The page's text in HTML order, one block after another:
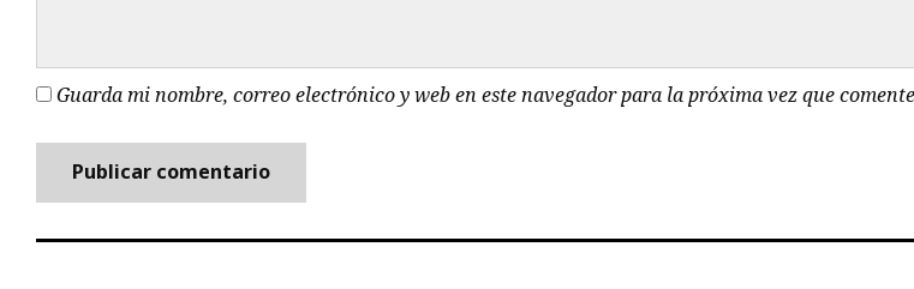
Guarda mi nombre, correo electrónico y web en este navegador para la próxima vez que